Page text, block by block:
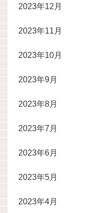
2023年12月
2023年11月
2023年10月
2023年9月
2023年8月
2023年7月
2023年6月
2023年5月
2023年4月